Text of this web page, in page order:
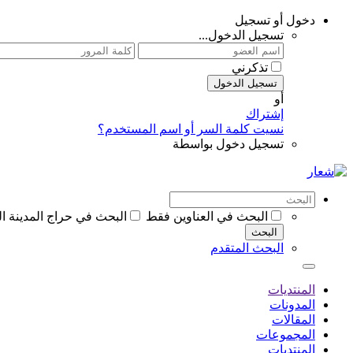
دخول أو تسجيل
تسجيل الدخول...
تذكرني
تسجيل الدخول
أو
إشتراك
نسيت كلمة السر أو اسم المستخدم؟
تسجيل دخول بواسطة
البحث في العناوين فقط البحث في حراج المدينة
البحث
البحث المتقدم
المنتديات
المدونات
المقالات
المجموعات
المنتديات